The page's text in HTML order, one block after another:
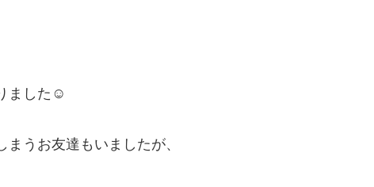
ました☺
うお友達もいましたが、